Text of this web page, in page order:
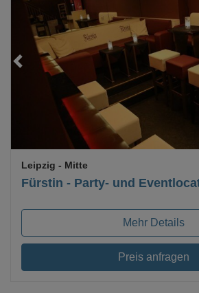
Loading...
Fürstin - Party- und
Leipzig - Mitte
Mehr Details
Preis anfragen